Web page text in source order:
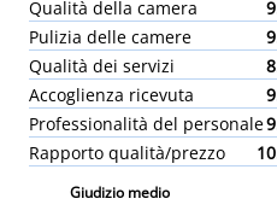
Qualità della camera
Pulizia delle camere
Qualità dei servizi
Accoglienza ricevuta
Professionalità del personale
Rapporto qualità/prezzo
Giudizio medio